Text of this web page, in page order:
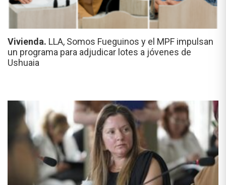
Vivienda. LLA, Somos Fueguinos y el MPF impulsan
un programa para adjudicar lotes a jóvenes de
Ushuaia